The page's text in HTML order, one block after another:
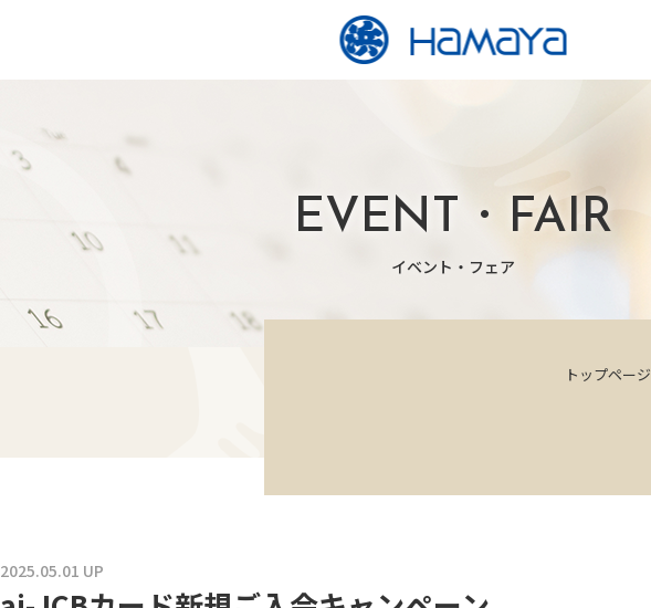
EVENT・FAIR
イベント・フェア
トップページ
2025.05.01 UP